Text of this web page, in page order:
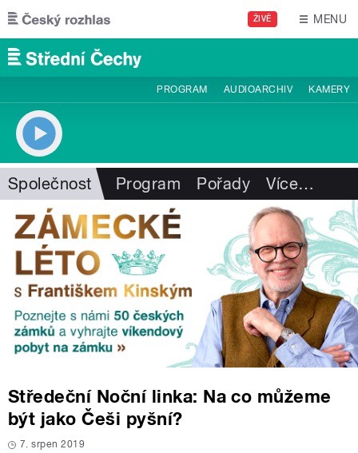
Přejít k hlavnímu obsahu
ŽIVĚ MENU
PROGRAM AUDIOARCHIV KAMERY
Společnost Program Pořady Více…
Středeční Noční linka: Na co můžeme
být jako Češi pyšní?
7. srpen 2019